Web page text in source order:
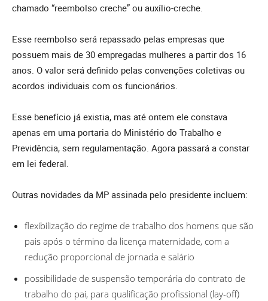
chamado “reembolso creche” ou auxílio-creche.
Esse reembolso será repassado pelas empresas que
possuem mais de 30 empregadas mulheres a partir dos 16
anos. O valor será definido pelas convenções coletivas ou
acordos individuais com os funcionários.
Esse benefício já existia, mas até ontem ele constava
apenas em uma portaria do Ministério do Trabalho e
Previdência, sem regulamentação. Agora passará a constar
em lei federal.
Outras novidades da MP assinada pelo presidente incluem:
flexibilização do regime de trabalho dos homens que são
pais após o término da licença maternidade, com a
redução proporcional de jornada e salário
possibilidade de suspensão temporária do contrato de
trabalho do pai, para qualificação profissional (lay-off)